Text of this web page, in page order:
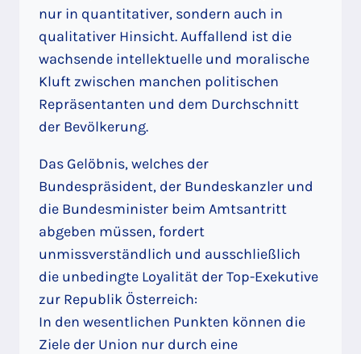
nur in quantitativer, sondern auch in
qualitativer Hinsicht. Auffallend ist die
wachsende intellektuelle und moralische
Kluft zwischen manchen politischen
Repräsentanten und dem Durchschnitt
der Bevölkerung.
Das Gelöbnis, welches der
Bundespräsident, der Bundeskanzler und
die Bundesminister beim Amtsantritt
abgeben müssen, fordert
unmissverständlich und ausschließlich
die unbedingte Loyalität der Top-Exekutive
zur Republik Österreich:
In den wesentlichen Punkten können die
Ziele der Union nur durch eine